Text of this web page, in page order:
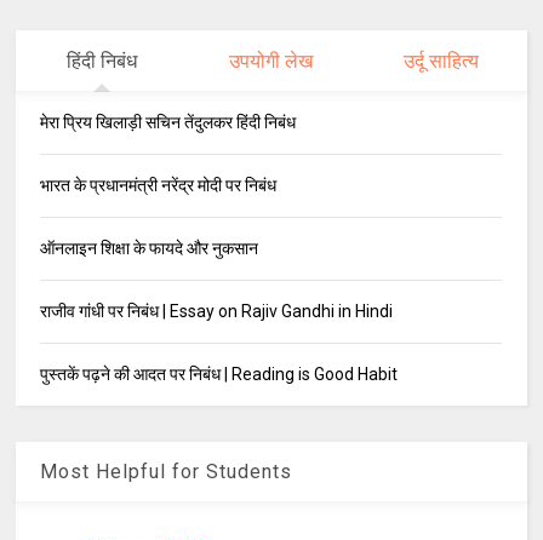
हिंदी निबंध उपयोगी लेख उर्दू साहित्य
मेरा प्रिय खिलाड़ी सचिन तेंदुलकर हिंदी निबंध
भारत के प्रधानमंत्री नरेंद्र मोदी पर निबंध
ऑनलाइन शिक्षा के फायदे और नुकसान
राजीव गांधी पर निबंध | Essay on Rajiv Gandhi in Hindi
पुस्तकें पढ़ने की आदत पर निबंध | Reading is Good Habit
Most Helpful for Students